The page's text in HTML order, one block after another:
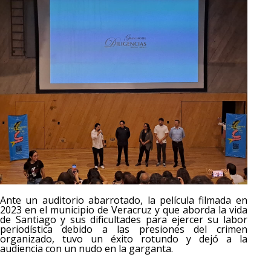
Ante un auditorio abarrotado, la película filmada en
2023 en el municipio de Veracruz y que aborda la vida
de Santiago y sus dificultades para ejercer su labor
periodística debido a las presiones del crimen
organizado, tuvo un éxito rotundo y dejó a la
audiencia con un nudo en la garganta.